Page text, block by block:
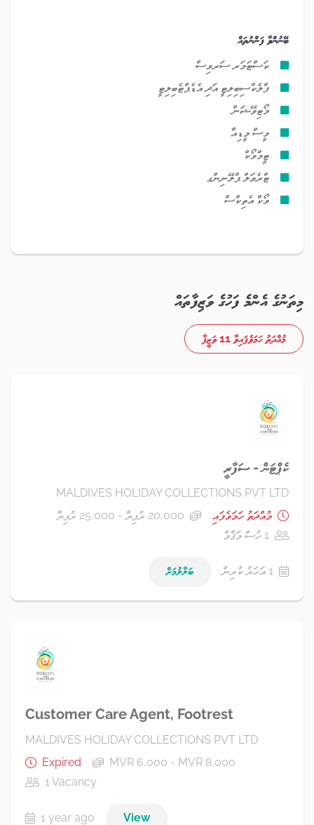
ބޭނުންވާ ފަންނުތައް
ކަސްޓަމަރ ސަރވިސް
ފްލެކްސިބިލިޓީ އަދި އެޑެޕްޓެބިލިޓީ
މޯޓިވޭޝަން
މީސް މީޑިއާ
ޓީމްވޯކް
ޓްރެވަލް ޕްލޭނިންގ
ވޯކް އެތިކްސް
މިތަނުގެ އެންމެ ފަހުގެ ވަޒިފާތައް
މުއްދަތު ހަމަވެފައިވާ 11 ވަޒީފާ
ކެޕްޓަން - ސަފާރީ
MALDIVES HOLIDAY COLLECTIONS PVT LTD
މުއްދަތު ހަމަވެފައި
20,000 ރުފިޔާ - 25,000 ރުފިޔާ
1 ހުސް މަޤާމް
1 އަހަރު ކުރިން ބަލާލުމަށް
Customer Care Agent, Footrest
MALDIVES HOLIDAY COLLECTIONS PVT LTD
Expired
MVR 6,000 - MVR 8,000
1 Vacancy
1 year ago View